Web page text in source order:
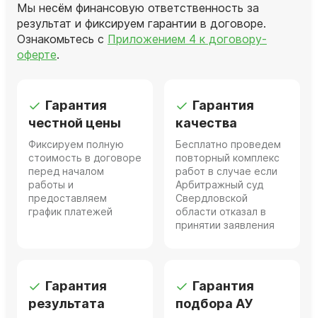
Мы несём финансовую ответственность за
результат и фиксируем гарантии в договоре.
Ознакомьтесь с Приложением 4 к договору-
оферте.
Гарантия
честной цены
Фиксируем полную
стоимость в договоре
перед началом
работы и
предоставляем
график платежей
Гарантия
качества
Бесплатно проведем
повторный комплекс
работ в случае если
Арбитражный суд
Свердловской
области отказал в
принятии заявления
Гарантия
результата
Гарантия
подбора АУ